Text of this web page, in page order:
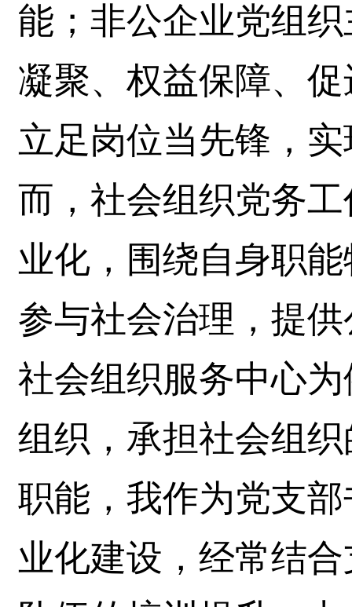
能；非公企业党组
凝聚、权益保障、
立足岗位当先锋，
而，社会组织党务
业化，围绕自身职
参与社会治理，提
社会组织服务中心
组织，承担社会组
职能，我作为党支
业化建设，经常结